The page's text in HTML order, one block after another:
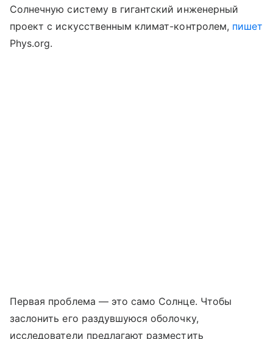
Солнечную систему в гигантский инженерный
проект с искусственным климат-контролем, пишет
Phys.org.
Первая проблема — это само Солнце. Чтобы
заслонить его раздувшуюся оболочку,
исследователи предлагают разместить